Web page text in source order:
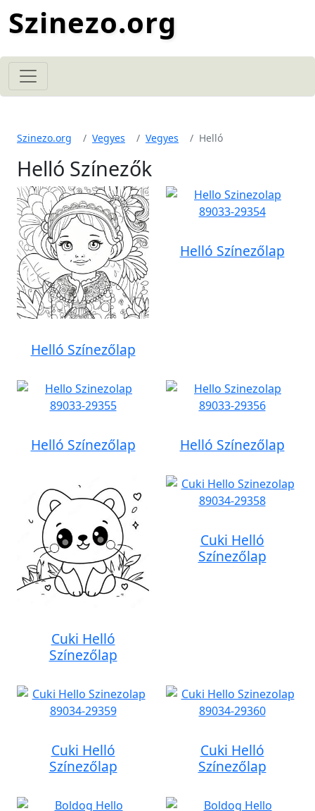
Szinezo.org
Szinezo.org Vegyes Vegyes Helló
Helló Színezők
Helló Színezőlap
Helló Színezőlap
Helló Színezőlap Helló Színezőlap
Cuki Helló
Színezőlap
Cuki Helló
Színezőlap
Cuki Helló
Színezőlap
Cuki Helló
Színezőlap